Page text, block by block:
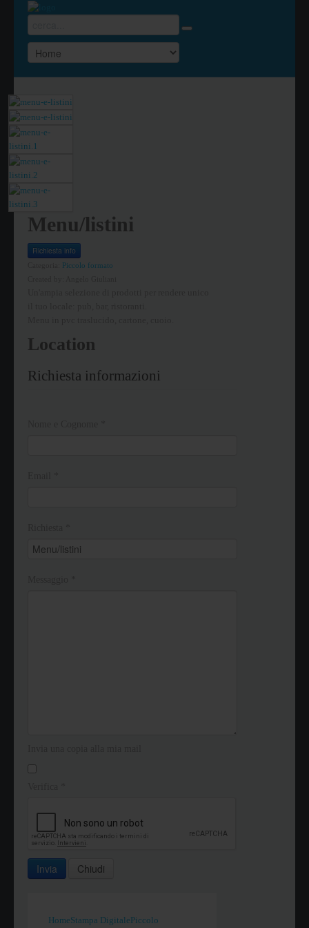
Menu/listini
Richiesta info
Piccolo formato
Location
Richiesta informazioni
Invia Chiudi
HomeStampa DigitalePiccolo